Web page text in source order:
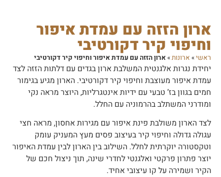
ארון הזזה עם עמדת איפור
וחיפוי קיר דקורטיבי
ראשי» ארונות»ארון הזזה עם עמדת איפור וחיפוי קיר דקורטיבי
יחידת נגרות אלגנטית המשלבת ארון בגדים עם דלתות הזזה לצד
עמדת איפור מעוצבת וחיפוי קיר דקורטיבי. הארון מגיע בגימור
חמים בגוון בז’ טבעי עם ידיות אינטגרליות, היוצר מראה נקי
ומודרני המשתלב בהרמוניה עם החלל.
לצד הארון משולבת פינת איפור עם מגירות אחסון, מראה חצי
עגולה גדולה וחיפוי קיר בעיצוב פסים מעץ המעניק עומק
וטקסטורה יוקרתית לחלל. השילוב בין הארון לבין עמדת האיפור
יוצר פתרון פרקטי ואלגנטי לחדרי שינה, תוך ניצול חכם של
הקיר ושמירה על קו עיצובי אחיד.